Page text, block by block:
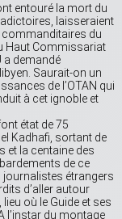
entouré la mort du
laisseraient
du
Haut Commissariat
a demandé
Saurait-on un
de l’OTAN qui
à cet ignoble et
état de 75
Kadhafi, sortant de
et la centaine des
de ce
journalistes étrangers
d’aller autour
où le Guide et ses
l’instar du montage